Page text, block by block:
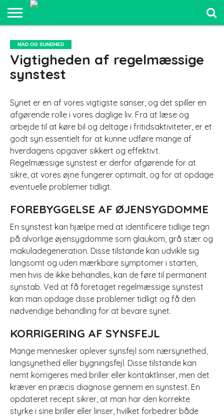
FRILUFTSLIV
COMPUTER
OG IT
OG
SJOV
ELEKTRONIK
MAD OG
SUNDHED
UDDANNELSE
OG LEDELSE
MAD OG SUNDHED
Vigtigheden af regelmæssige
synstest
Synet er en af vores vigtigste sanser, og det spiller en
afgørende rolle i vores daglige liv. Fra at læse og
arbejde til at køre bil og deltage i fritidsaktiviteter, er et
godt syn essentielt for at kunne udføre mange af
hverdagens opgaver sikkert og effektivt.
Regelmæssige synstest er derfor afgørende for at
sikre, at vores øjne fungerer optimalt, og for at opdage
eventuelle problemer tidligt.
FOREBYGGELSE AF ØJENSYGDOMME
En synstest kan hjælpe med at identificere tidlige tegn
på alvorlige øjensygdomme som glaukom, grå stær og
makuladegeneration. Disse tilstande kan udvikle sig
langsomt og uden mærkbare symptomer i starten,
men hvis de ikke behandles, kan de føre til permanent
synstab. Ved at få foretaget regelmæssige synstest
kan man opdage disse problemer tidligt og få den
nødvendige behandling for at bevare synet.
KORRIGERING AF SYNSFEJL
Mange mennesker oplever synsfejl som nærsynethed,
langsynethed eller bygningsfejl. Disse tilstande kan
nemt korrigeres med briller eller kontaktlinser, men det
kræver en præcis diagnose gennem en synstest. En
opdateret recept sikrer, at man har den korrekte
styrke i sine briller eller linser, hvilket forbedrer både